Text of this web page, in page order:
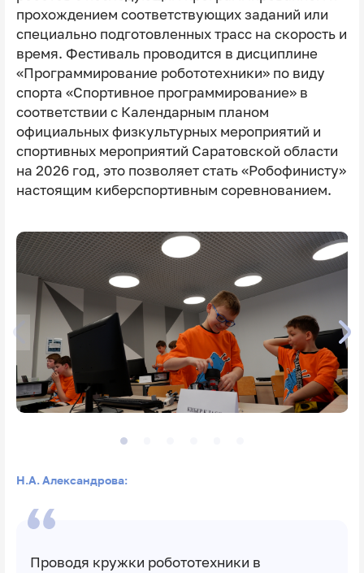
прохождением соответствующих заданий или
специально подготовленных трасс на скорость и
время. Фестиваль проводится в дисциплине
«Программирование робототехники» по виду
спорта «Спортивное программирование» в
соответствии с Календарным планом
официальных физкультурных мероприятий и
спортивных мероприятий Саратовской области
на 2026 год, это позволяет стать «Робофинисту»
настоящим киберспортивным соревнованием.
Н.А. Александрова:
Проводя кружки робототехники в